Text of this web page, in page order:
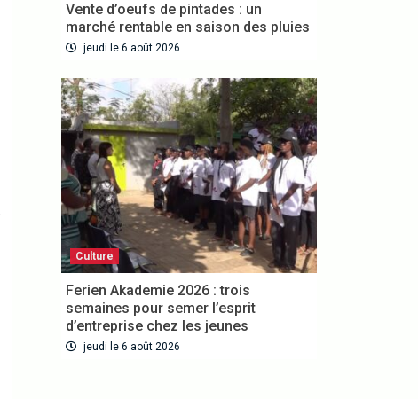
Vente d’oeufs de pintades : un
marché rentable en saison des pluies
jeudi le 6 août 2026
Culture
Ferien Akademie 2026 : trois
semaines pour semer l’esprit
d’entreprise chez les jeunes
jeudi le 6 août 2026